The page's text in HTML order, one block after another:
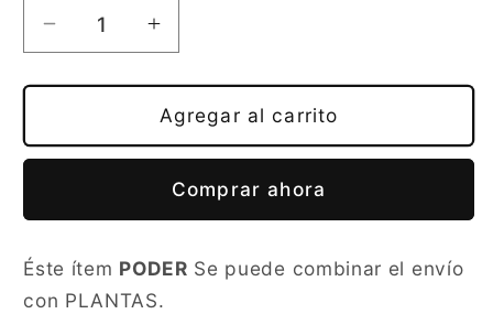
Reducir
cantidad
para
CAMISETA
VAMOS
A
Aumentar
cantidad
para
CAMISETA
VAMOS
A
CRECER
Agregar al carrito
Comprar ahora
Éste ítem PODER Se puede combinar el envío
con PLANTAS.